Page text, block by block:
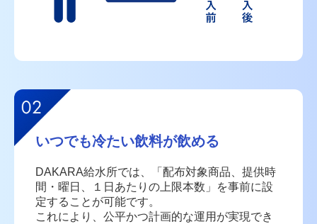
いつでも冷たい飲料が飲める
DAKARA給水所では、「配布対象商品、提供時
間・曜日、
１日あたりの上限本数」を事前に設
定することが可能です。
これにより、公平かつ計画的な運用が実現でき